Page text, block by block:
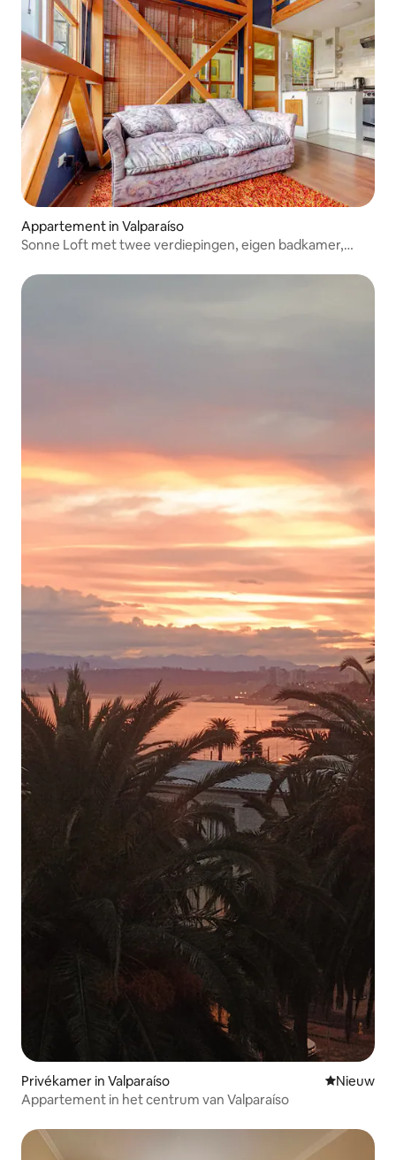
Appartement in Valparaíso
Sonne Loft met twee verdiepingen, eigen badkamer,
Privékamer in Valparaíso Nieuwe
Nieuw
Appartement in het centrum van Valparaíso